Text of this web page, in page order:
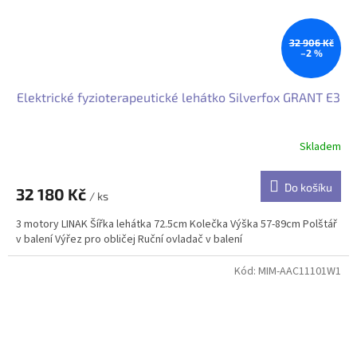
32 906 Kč
–2 %
Elektrické fyzioterapeutické lehátko Silverfox GRANT E3
Skladem
32 180 Kč / ks
Do košíku
3 motory LINAK Šířka lehátka 72.5cm Kolečka Výška 57-89cm Polštář
v balení Výřez pro obličej Ruční ovladač v balení
Kód: MIM-AAC11101W1